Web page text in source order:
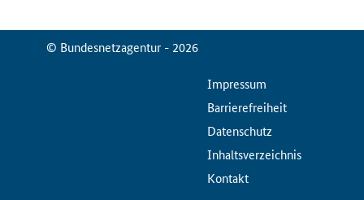
© Bundesnetzagentur - 2026
ServiceMenuImpressum
Barrierefreiheit
Datenschutz
Inhaltsverzeichnis
Kontakt